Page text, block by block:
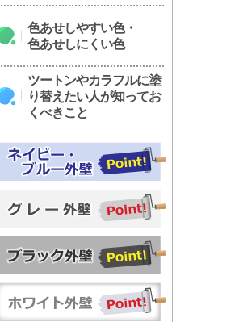
色あせしやすい色・
色あせしにくい色
ツートンやカラフルに塗
り替えたい人が知ってお
くべきこと